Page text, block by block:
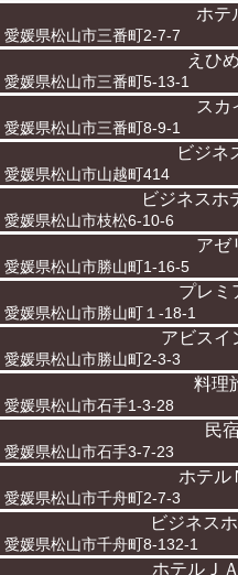
ホテ
愛媛県松山市三番町2-7-7
えひ
愛媛県松山市三番町5-13-1
スカ
愛媛県松山市三番町8-9-1
ビジネ
愛媛県松山市山越町414
ビジネスホ
愛媛県松山市枝松6-10-6
アゼ
愛媛県松山市勝山町1-16-5
プレミ
愛媛県松山市勝山町１-18-1
アビスイ
愛媛県松山市勝山町2-3-3
料理
愛媛県松山市石手1-3-28
民
愛媛県松山市石手3-7-23
ホテル
愛媛県松山市千舟町2-7-3
ビジネス
愛媛県松山市千舟町8-132-1
ホテルＪ